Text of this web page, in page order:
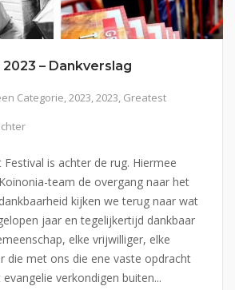
– Dankverslag
Categorie,2023,2023, Greatest
is achter de rug. Hiermee
team de overgang naar het
kijken we terug naar wat
jaar en tegelijkertijd dankbaar
elke vrijwilliger, elke
die met ons die ene vaste opdracht
verkondigen buiten...